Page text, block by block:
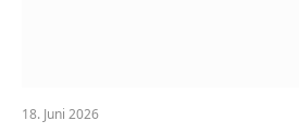
18. Juni 2026